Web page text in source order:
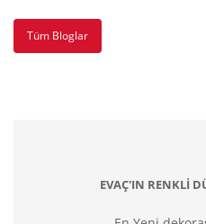
Tüm Bloglar
EVAÇ'IN RENKLİ